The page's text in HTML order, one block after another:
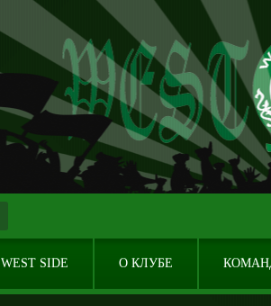
WEST SIDE О КЛУБЕ